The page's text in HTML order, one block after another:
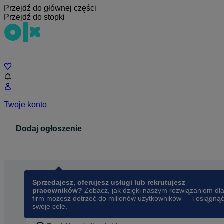
Przejdź do głównej części
Przejdź do stopki
Twoje konto
Dodaj ogłoszenie
Sprzedajesz, oferujesz usługi lub rekrutujesz
pracowników? Zobacz, jak dzięki naszym rozwiązaniom dla
firm możesz dotrzeć do milionów użytkowników — i osiągnąć
swoje cele.